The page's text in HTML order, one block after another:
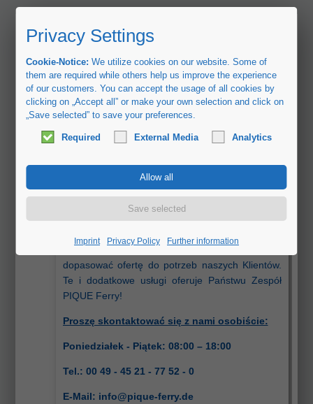
Dobra strona internetowa jest ważna, ale nie
może zastąpić kompetentnych pracowników,
dopasować ofertę do potrzeb naszych Klientów.
Te i dodatkowe usługi oferuje Państwu Zespół
PIQUE Ferry!
Proszę skontaktować się z nami osobiście:
Poniedziałek - Piątek: 08:00 – 18:00
Tel.: 00 49 - 45 21 - 77 52 - 0
E-Mail: info@pique-ferry.de
Privacy Settings
Cookie-Notice:We utilize cookies on our website. Some of
them are required while others help us improve the experience
of our customers. You can accept the usage of all cookies by
clicking on „Accept all” or make your own selection and click on
„Save selected” to save your preferences.
Required External Media Analytics
Imprint Privacy Policy Further information